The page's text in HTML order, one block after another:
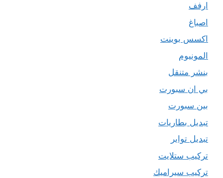
ارفف
اصباغ
اكسس بوينت
المونيوم
بنشر متنقل
بي ان سبورت
بين سبورت
تبديل بطاريات
تبديل تواير
تركيب ستلايت
تركيب سيراميك